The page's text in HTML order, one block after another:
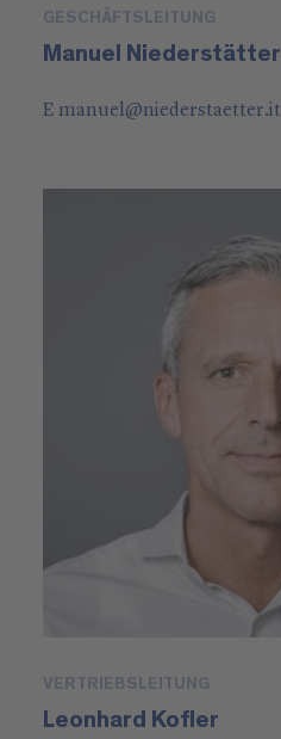
GESCHÄFTSLEITUNG
Manuel Niederstätter
E manuel@niederstaetter.it
VERTRIEBSLEITUNG
Leonhard Kofler